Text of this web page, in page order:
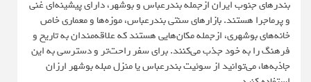
بندرهای جنوب ایران ازجمله بندرعباس و بوشهر، دارای پیشینه‌ای غنی
و پرماجرا هستند. بازارهای سنتی بندرعباس، موزه‌ها و معماری خاص
خانه‌های بوشهری، ازجمله مکان‌هایی هستند که علاقه‌مندان به تاریخ و
فرهنگ را به خود جذب می‌کنند. برای سفر راحت‌تر و دسترسی به این
جاذبه‌ها، می‌توانید از سوئیت بندرعباس یا منزل مبله بوشهر ارزان